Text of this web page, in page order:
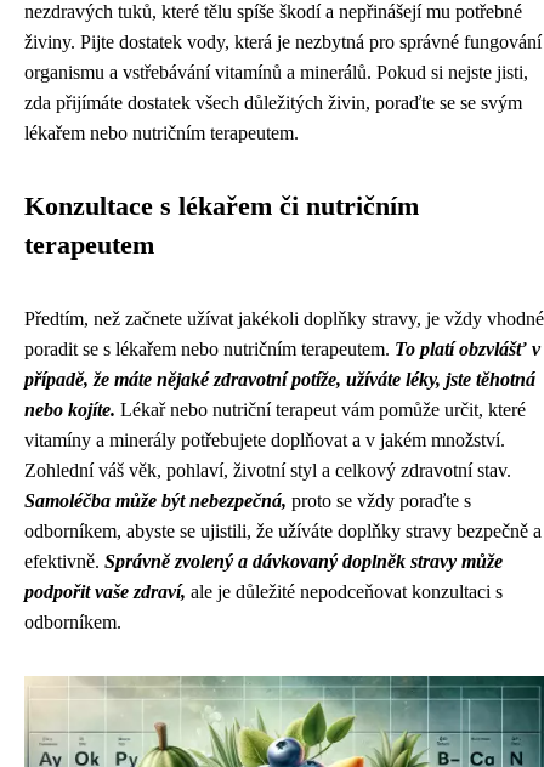
nezdravých tuků, které tělu spíše škodí a nepřinášejí mu potřebné
živiny. Pijte dostatek vody, která je nezbytná pro správné fungování
organismu a vstřebávání vitamínů a minerálů. Pokud si nejste jisti,
zda přijímáte dostatek všech důležitých živin, poraďte se se svým
lékařem nebo nutričním terapeutem.
Konzultace s lékařem či nutričním
terapeutem
Předtím, než začnete užívat jakékoli doplňky stravy, je vždy vhodné
poradit se s lékařem nebo nutričním terapeutem. To platí obzvlášť v
případě, že máte nějaké zdravotní potíže, užíváte léky, jste těhotná
nebo kojíte. Lékař nebo nutriční terapeut vám pomůže určit, které
vitamíny a minerály potřebujete doplňovat a v jakém množství.
Zohlední váš věk, pohlaví, životní styl a celkový zdravotní stav.
Samoléčba může být nebezpečná, proto se vždy poraďte s
odborníkem, abyste se ujistili, že užíváte doplňky stravy bezpečně a
efektivně. Správně zvolený a dávkovaný doplněk stravy může
podpořit vaše zdraví, ale je důležité nepodceňovat konzultaci s
odborníkem.